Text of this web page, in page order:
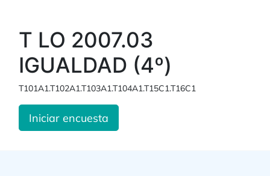
T LO 2007.03
IGUALDAD (4º)
T101A1.T102A1.T103A1.T104A1.T15C1.T16C1
Iniciar encuesta